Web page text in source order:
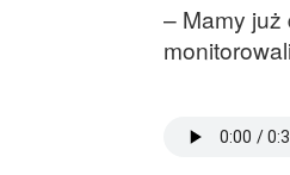
– Mamy już